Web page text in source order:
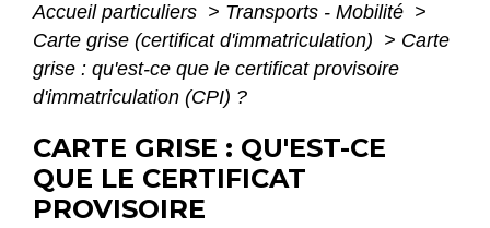
Accueil particuliers > Transports - Mobilité >
Carte grise (certificat d'immatriculation) > Carte
grise : qu'est-ce que le certificat provisoire
d'immatriculation (CPI) ?
CARTE GRISE : QU'EST-CE
QUE LE CERTIFICAT
PROVISOIRE